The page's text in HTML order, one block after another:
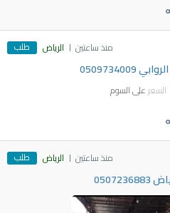
منذ ساعتين الرياض طلب
السعر على السوم
منذ ساعتين الرياض طلب